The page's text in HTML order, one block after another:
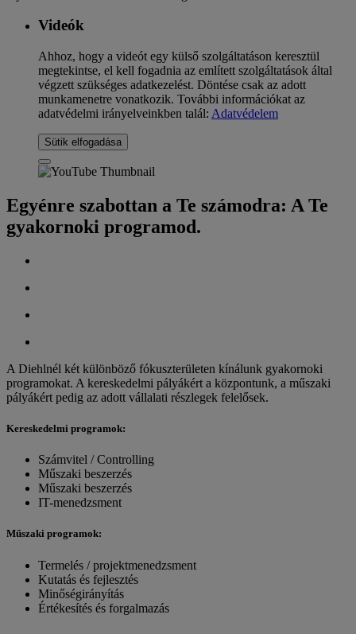
Videók
Ahhoz, hogy a videót egy külső szolgáltatáson keresztül
megtekintse, el kell fogadnia az említett szolgáltatások által
végzett szükséges adatkezelést. Döntése csak az adott
munkamenetre vonatkozik. További információkat az
adatvédelmi irányelveinkben talál: Adatvédelem
Sütik elfogadása
Egyénre szabottan a Te számodra: A Te
gyakornoki programod.
A Diehlnél két különböző fókuszterületen kínálunk gyakornoki
programokat. A kereskedelmi pályákért a központunk, a műszaki
pályákért pedig az adott vállalati részlegek felelősek.
Kereskedelmi programok:
Számvitel / Controlling
Műszaki beszerzés
Műszaki beszerzés
IT-menedzsment
Műszaki programok:
Termelés / projektmenedzsment
Kutatás és fejlesztés
Minőségirányítás
Értékesítés és forgalmazás